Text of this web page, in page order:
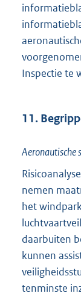
Inspectie te
11.
Aeronautische
nemen
het
daarbuiten
kunnen
tenminste